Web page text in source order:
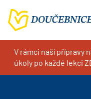
V rámci naší přípravy
úkoly po každé lekci
Doučování na míru,
Naše služby
Online doučování